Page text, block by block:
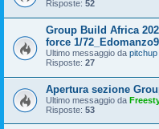
Risposte: 52
Group Build Africa
force 1/
Ultimo messaggio da pitchup
Risposte: 27
Apertura sezione
Ultimo messaggio da
Risposte: 53